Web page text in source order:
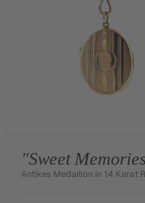
"Sweet
Antikes Medaillon in 14 Karat